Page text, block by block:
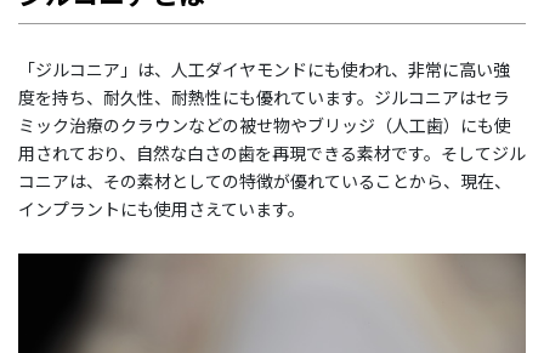
「ジルコニア」は、人工ダイヤモンドにも使われ、非常に高い強
度を持ち、耐久性、耐熱性にも優れています。ジルコニアはセラ
ミック治療のクラウンなどの被せ物やブリッジ（人工歯）にも使
用されており、自然な白さの歯を再現できる素材です。そしてジル
コニアは、その素材としての特徴が優れていることから、現在、
インプラントにも使用さえています。